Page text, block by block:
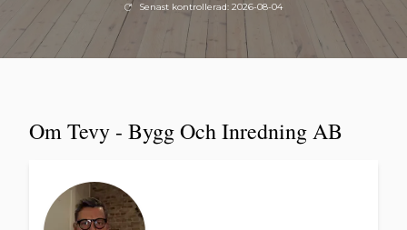
Senast kontrollerad: 2026-08-04
Om Tevy - Bygg Och Inredning AB